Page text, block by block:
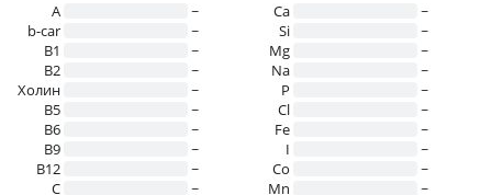
A
~
b-car
~
В1
~
B2
~
Холин
~
B5
~
B6
~
B9
~
B12
~
C
~
Ca
~
Si
~
Mg
~
Na
~
P
~
Cl
~
Fe
~
I
~
Co
~
Mn
~